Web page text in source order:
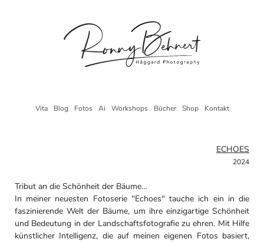
Vita Blog Fotos Ai Workshops Bücher Shop Kontakt
ECHOES
2024
Tribut an die Schönheit der Bäume…
In meiner neuesten Fotoserie "Echoes" tauche ich ein in die
faszinierende Welt der Bäume, um ihre einzigartige Schönheit
und Bedeutung in der Landschaftsfotografie zu ehren. Mit Hilfe
künstlicher Intelligenz, die auf meinen eigenen Fotos basiert,